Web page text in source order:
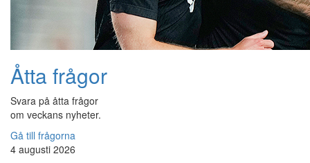
Åtta frågor
Svara på åtta frågor
om veckans nyheter.
Gå till frågorna
4 augusti 2026